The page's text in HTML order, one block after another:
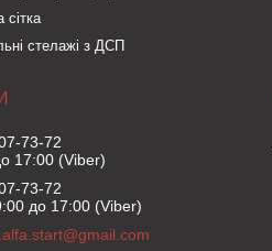
сітка
стелажі з ДСП
73-72
17:00 (Viber)
73-72
до 17:00 (Viber)